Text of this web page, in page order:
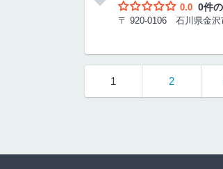
0.0 0件
〒 920-0106 石川県金
1 2